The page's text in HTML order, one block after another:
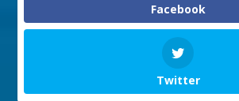
Facebook
Twitter